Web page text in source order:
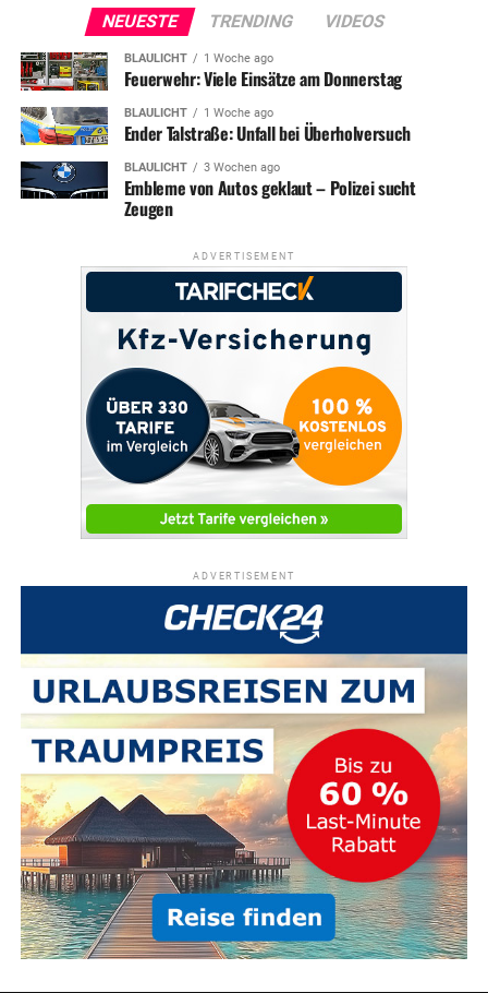
NEUESTE TRENDING VIDEOS
BLAULICHT 1 Woche ago
Feuerwehr: Viele Einsätze am Donnerstag
BLAULICHT 1 Woche ago
Ender Talstraße: Unfall bei Überholversuch
BLAULICHT 3 Wochen ago
Embleme von Autos geklaut – Polizei sucht
Zeugen
ADVERTISEMENT
ADVERTISEMENT